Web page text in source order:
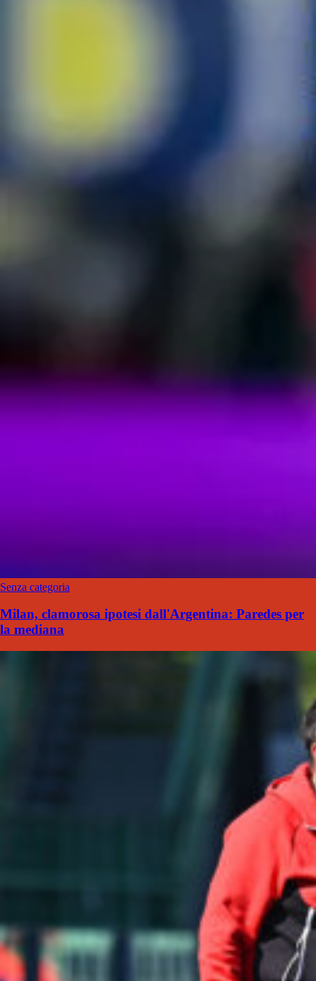
Senza categoria
Milan, clamorosa ipotesi dall'Argentina: Paredes per
la mediana